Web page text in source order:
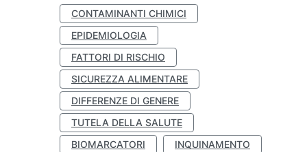
CONTAMINANTI CHIMICI
EPIDEMIOLOGIA
FATTORI DI RISCHIO
SICUREZZA ALIMENTARE
DIFFERENZE DI GENERE
TUTELA DELLA SALUTE
BIOMARCATORI
INQUINAMENTO